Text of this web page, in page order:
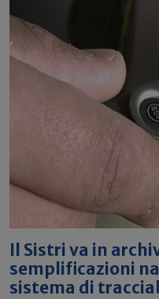
Il Sistri va in
semplificazioni
sistema di